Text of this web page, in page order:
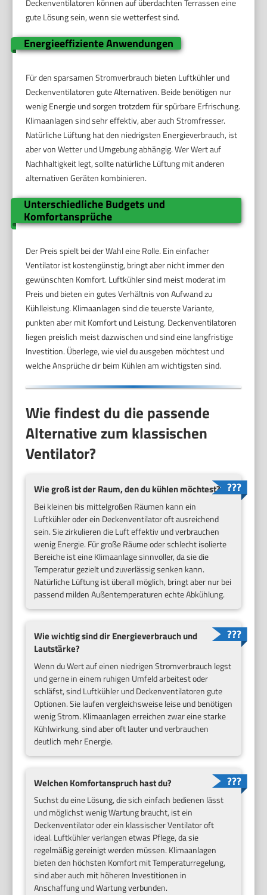
Deckenventilatoren können auf überdachten Terrassen eine
gute Lösung sein, wenn sie wetterfest sind.
Energieeffiziente Anwendungen
Für den sparsamen Stromverbrauch bieten Luftkühler und
Deckenventilatoren gute Alternativen. Beide benötigen nur
wenig Energie und sorgen trotzdem für spürbare Erfrischung.
Klimaanlagen sind sehr effektiv, aber auch Stromfresser.
Natürliche Lüftung hat den niedrigsten Energieverbrauch, ist
aber von Wetter und Umgebung abhängig. Wer Wert auf
Nachhaltigkeit legt, sollte natürliche Lüftung mit anderen
alternativen Geräten kombinieren.
Unterschiedliche Budgets und
Komfortansprüche
Der Preis spielt bei der Wahl eine Rolle. Ein einfacher
Ventilator ist kostengünstig, bringt aber nicht immer den
gewünschten Komfort. Luftkühler sind meist moderat im
Preis und bieten ein gutes Verhältnis von Aufwand zu
Kühlleistung. Klimaanlagen sind die teuerste Variante,
punkten aber mit Komfort und Leistung. Deckenventilatoren
liegen preislich meist dazwischen und sind eine langfristige
Investition. Überlege, wie viel du ausgeben möchtest und
welche Ansprüche dir beim Kühlen am wichtigsten sind.
Wie findest du die passende
Alternative zum klassischen
Ventilator?
Wie groß ist der Raum, den du kühlen möchtest?
Bei kleinen bis mittelgroßen Räumen kann ein
Luftkühler oder ein Deckenventilator oft ausreichend
sein. Sie zirkulieren die Luft effektiv und verbrauchen
wenig Energie. Für große Räume oder schlecht isolierte
Bereiche ist eine Klimaanlage sinnvoller, da sie die
Temperatur gezielt und zuverlässig senken kann.
Natürliche Lüftung ist überall möglich, bringt aber nur bei
passend milden Außentemperaturen echte Abkühlung.
Wie wichtig sind dir Energieverbrauch und
Lautstärke?
Wenn du Wert auf einen niedrigen Stromverbrauch legst
und gerne in einem ruhigen Umfeld arbeitest oder
schläfst, sind Luftkühler und Deckenventilatoren gute
Optionen. Sie laufen vergleichsweise leise und benötigen
wenig Strom. Klimaanlagen erreichen zwar eine starke
Kühlwirkung, sind aber oft lauter und verbrauchen
deutlich mehr Energie.
Welchen Komfortanspruch hast du?
Suchst du eine Lösung, die sich einfach bedienen lässt
und möglichst wenig Wartung braucht, ist ein
Deckenventilator oder ein klassischer Ventilator oft
ideal. Luftkühler verlangen etwas Pflege, da sie
regelmäßig gereinigt werden müssen. Klimaanlagen
bieten den höchsten Komfort mit Temperaturregelung,
sind aber auch mit höheren Investitionen in
Anschaffung und Wartung verbunden.